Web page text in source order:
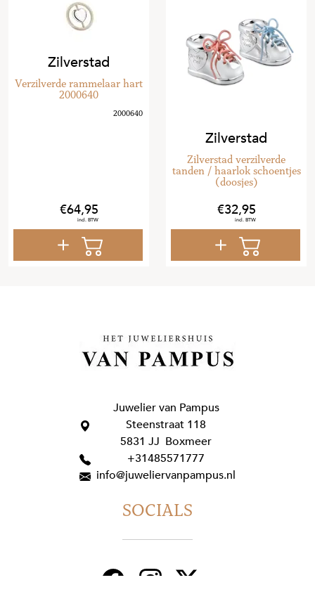
Zilverstad
Verzilverde rammelaar hart
2000640
64,95
Zilverstad
Zilverstad verzilverde
tanden / haarlok schoentjes
(doosjes)
32,95
Juwelier van Pampus
Steenstraat 118
5831 JJ Boxmeer
+31485571777
info@juweliervanpampus.nl
SOCIALS